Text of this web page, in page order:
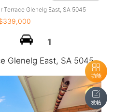
功能
发帖
Terrace Glenelg East, SA 5045
1
Glenelg East, SA 5045